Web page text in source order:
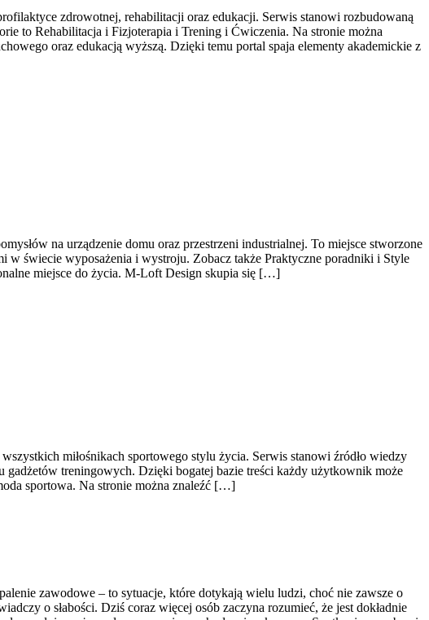
zdrowotnej, rehabilitacji oraz edukacji. Serwis stanowi rozbudowaną
to Rehabilitacja i Fizjoterapia i Trening i Ćwiczenia. Na stronie można
oraz edukacją wyższą. Dzięki temu portal spaja elementy akademickie z
na urządzenie domu oraz przestrzeni industrialnej. To miejsce stworzone
w świecie wyposażenia i wystroju. Zobacz także Praktyczne poradniki i Style
miejsce do życia. M-Loft Design skupia się […]
miłośnikach sportowego stylu życia. Serwis stanowi źródło wiedzy
treningowych. Dzięki bogatej bazie treści każdy użytkownik może
sportowa. Na stronie można znaleźć […]
zawodowe – to sytuacje, które dotykają wielu ludzi, choć nie zawsze o
o słabości. Dziś coraz więcej osób zaczyna rozumieć, że jest dokładnie